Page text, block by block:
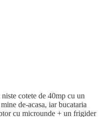
cotete de 40mp cu un
de-acasa, iar bucataria
cu microunde + un frigider